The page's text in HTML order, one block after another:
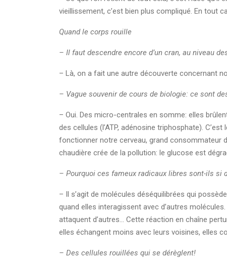
vieillissement, c’est bien plus compliqué. En tout
Quand le corps rouille
– Il faut descendre encore d’un cran, au niveau
– Là, on a fait une autre découverte concernant
– Vague souvenir de cours de biologie: ce sont
– Oui. Des micro-centrales en somme: elles
des cellules (l’ATP, adénosine triphosphate).
fonctionner notre cerveau, grand consommateur
chaudière crée de la pollution: le glucose est
– Pourquoi ces fameux radicaux libres sont-ils si
– Il s’agit de molécules déséquilibrées qui
quand elles interagissent avec d’autres
attaquent d’autres... Cette réaction en chaîne
elles échangent moins avec leurs voisines, elles
– Des cellules rouillées qui se dérèglent!